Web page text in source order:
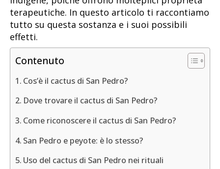
terapeutiche. In questo articolo ti raccontiamo
tutto su questa sostanza e i suoi possibili
effetti.
Contenuto
Cos’è il cactus di San Pedro?
Dove trovare il cactus di San Pedro?
Come riconoscere il cactus di San Pedro?
San Pedro e peyote: è lo stesso?
Uso del cactus di San Pedro nei rituali